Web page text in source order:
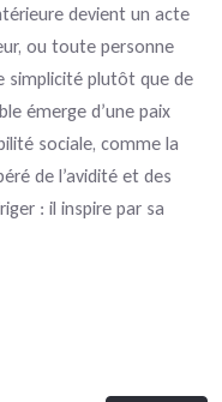
devient un acte
ou toute personne
simplicité plutôt que de
émerge d’une paix
sociale, comme la
de l’avidité et des
: il inspire par sa